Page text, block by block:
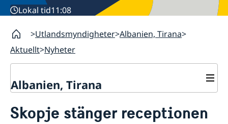
Lokal tid11:08
Utlandsmyndigheter Albanien, Tirana
Aktuellt Nyheter
Albanien, Tirana
Om oss
Skopje stänger receptionen